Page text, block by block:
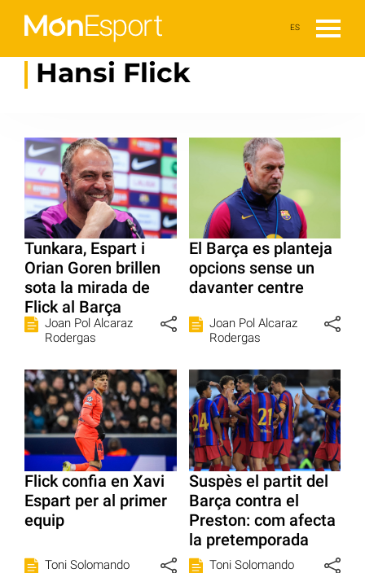
ES
Hansi Flick
Tunkara, Espart i
Orian Goren brillen
sota la mirada de
Flick al Barça
Joan Pol Alcaraz
Rodergas
El Barça es planteja
opcions sense un
davanter centre
Joan Pol Alcaraz
Rodergas
Flick confia en Xavi
Espart per al primer
equip
Toni Solomando
Suspès el partit del
Barça contra el
Preston: com afecta
la pretemporada
Toni Solomando